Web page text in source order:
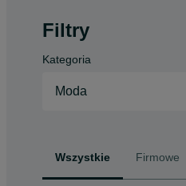
Filtry
Kategoria
Moda
Wszystkie Firmowe